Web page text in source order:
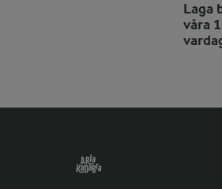
Laga
våra